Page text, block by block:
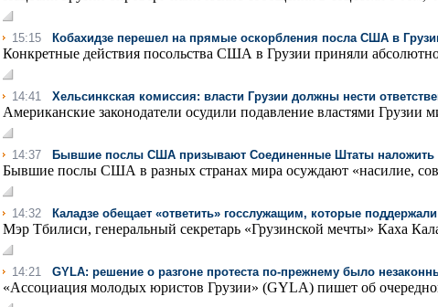
15:15 Кобахидзе перешел на прямые оскорбления посла США в
Конкретные действия посольства США в Грузии приняли
14:41 Хельсинкская комиссия: власти Грузии должны нести
Американские законодатели осудили подавление властями Грузии
14:37 Бывшие послы США призывают Соединенные Штаты наложить
Бывшие послы США в разных странах мира осуждают «насилие,
14:32 Каладзе обещает «ответить» госслужащим, которые поддержали
Мэр Тбилиси, генеральный секретарь «Грузинской мечты» Каха
14:21 GYLA: решение о разгоне протеста по-прежнему было
«Ассоциация молодых юристов Грузии» (GYLA) пишет об